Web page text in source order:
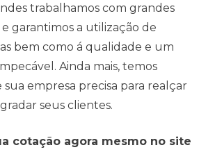
trabalhamos com grandes
e garantimos a utilização de
bem como á qualidade e um
Ainda mais, temos
empresa precisa para realçar
seus clientes.
cotação agora mesmo no site